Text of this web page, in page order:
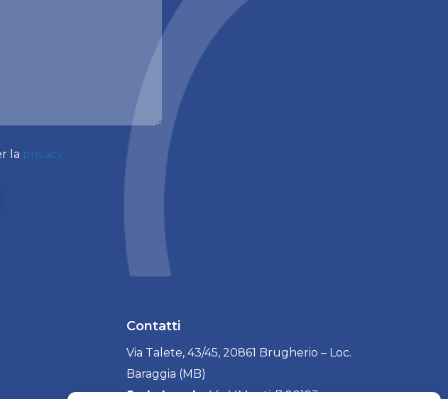
la privacy
Contatti
Via Talete, 43/45, 20861 Brugherio – Loc.
Baraggia (MB)
Sede Legale:Via V.Monti, 7 20123